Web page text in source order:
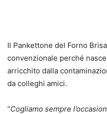
Il Pankettone del Forno
convenzionale perché
arricchito dalla
da colleghi amici.
“Cogliamo sempre